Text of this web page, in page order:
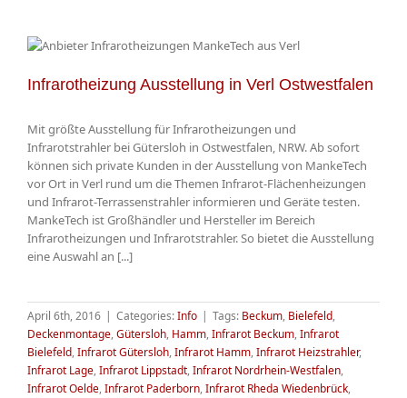
Infrarotheizung Ausstellung in Verl Ostwestfalen
Mit größte Ausstellung für Infrarotheizungen und
Infrarotstrahler bei Gütersloh in Ostwestfalen, NRW. Ab sofort
können sich private Kunden in der Ausstellung von MankeTech
vor Ort in Verl rund um die Themen Infrarot-Flächenheizungen
und Infrarot-Terrassenstrahler informieren und Geräte testen.
MankeTech ist Großhändler und Hersteller im Bereich
Infrarotheizungen und Infrarotstrahler. So bietet die Ausstellung
eine Auswahl an [...]
April 6th, 2016 | Categories:Info | Tags: Beckum, Bielefeld,
Deckenmontage,Gütersloh, Hamm,Infrarot Beckum,Infrarot
Bielefeld,Infrarot Gütersloh,Infrarot Hamm,Infrarot Heizstrahler,
Infrarot Lage,Infrarot Lippstadt,Infrarot Nordrhein-Westfalen,
Infrarot Oelde,Infrarot Paderborn,Infrarot Rheda Wiedenbrück,